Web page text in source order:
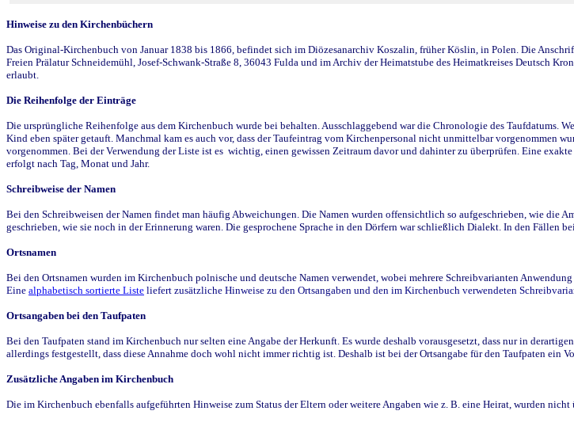
Hinweise zu den Kirchenbüchern
Das Original-Kirchenbuch von Januar 1838 bis 1866, befindet sich im Diözesanarchiv Koszalin, früher Köslin, in Polen. Die
Freien Prälatur Schneidemühl, Josef-Schwank-Straße 8, 36043 Fulda und im Archiv der Heimatstube des Heimatkreises Deutsch
erlaubt.
Die Reihenfolge der Einträge
Die ursprüngliche Reihenfolge aus dem Kirchenbuch wurde bei behalten. Ausschlaggebend war die Chronologie des Taufdatums.
Kind eben später getauft. Manchmal kam es auch vor, dass der Taufeintrag vom Kirchenpersonal nicht unmittelbar vorgenommen
vorgenommen. Bei der Verwendung der Liste ist es wichtig, einen gewissen Zeitraum davor und dahinter zu überprüfen. Eine
erfolgt nach Tag, Monat und Jahr.
Schreibweise der Namen
Bei den Schreibweisen der Namen findet man häufig Abweichungen. Die Namen wurden offensichtlich so aufgeschrieben, wie die
geschrieben, wie sie noch in der Erinnerung waren. Die gesprochene Sprache in den Dörfern war schließlich Dialekt. In den Fällen
Ortsnamen
Bei den Ortsnamen wurden im Kirchenbuch polnische und deutsche Namen verwendet, wobei mehrere Schreibvarianten
Eine alphabetisch sortierte Liste liefert zusätzliche Hinweise zu den Ortsangaben und den im Kirchenbuch verwendeten
Ortsangaben bei den Taufpaten
Bei den Taufpaten stand im Kirchenbuch nur selten eine Angabe der Herkunft. Es wurde deshalb vorausgesetzt, dass nur in
allerdings festgestellt, dass diese Annahme doch wohl nicht immer richtig ist. Deshalb ist bei der Ortsangabe für den Taufpaten ein
Zusätzliche Angaben im Kirchenbuch
Die im Kirchenbuch ebenfalls aufgeführten Hinweise zum Status der Eltern oder weitere Angaben wie z. B. eine Heirat, wurden nicht